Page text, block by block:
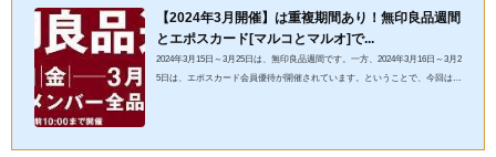
【2024年3月開催】は重複期間あり！無印良品週間
とエポスカード[マルコとマルオ]で...
2024年3月15日～3月25日は、無印良品週間です。一方、2024年3月16日～3月2
5日は、エポスカード会員優待が開催されています。ということで、今回は20